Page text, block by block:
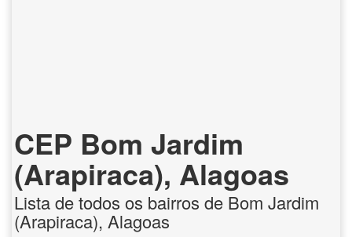
CEP Bom Jardim
(Arapiraca), Alagoas
Lista de todos os bairros de Bom Jardim
(Arapiraca), Alagoas